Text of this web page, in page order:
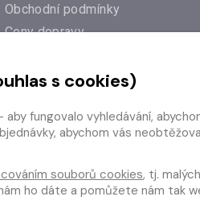
Obchodní podmínky
Ceny dopravy
Prodejna
Odstoupení od smlouvy
s cookies)
fungovalo vyhledávání,
abychom vás
souborů cookies, tj.
ho dáte a pomůžete nám tak